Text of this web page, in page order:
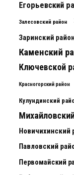
Егорьевский
Залесовский район
Заринский район
Каменский
Ключевской
Красногорский район
Кулундинский
Новичихинский
Павловский
Первомайский